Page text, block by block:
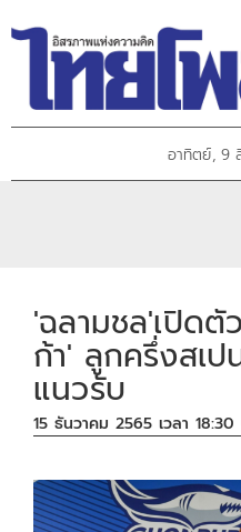
อาทิตย์, 9
'ฉลามชล'เปิดตั
ก้า' ลูกครึ่งสเ
แนวรับ
15 ธันวาคม 2565 เวลา 18:30